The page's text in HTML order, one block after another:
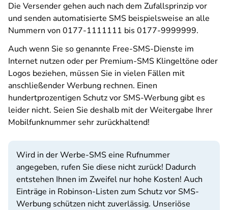
Die Versender gehen auch nach dem Zufallsprinzip vor
und senden automatisierte SMS beispielsweise an alle
Nummern von 0177-1111111 bis 0177-9999999.
Auch wenn Sie so genannte Free-SMS-Dienste im
Internet nutzen oder per Premium-SMS Klingeltöne oder
Logos beziehen, müssen Sie in vielen Fällen mit
anschließender Werbung rechnen. Einen
hundertprozentigen Schutz vor SMS-Werbung gibt es
leider nicht. Seien Sie deshalb mit der Weitergabe Ihrer
Mobilfunknummer sehr zurückhaltend!
Wird in der Werbe-SMS eine Rufnummer
angegeben, rufen Sie diese nicht zurück! Dadurch
entstehen Ihnen im Zweifel nur hohe Kosten! Auch
Einträge in Robinson-Listen zum Schutz vor SMS-
Werbung schützen nicht zuverlässig. Unseriöse